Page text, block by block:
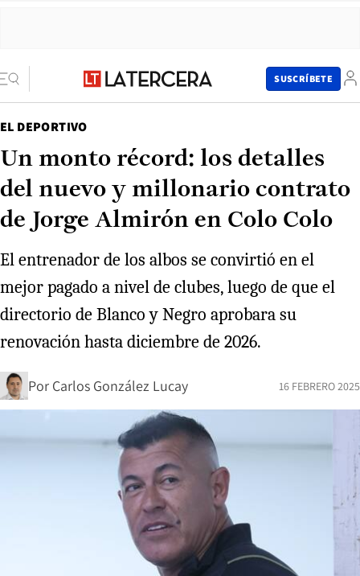
SUSCRÍBETE
EL DEPORTIVO
Un monto récord: los detalles
del nuevo y millonario contrato
de Jorge Almirón en Colo Colo
El entrenador de los albos se convirtió en el
mejor pagado a nivel de clubes, luego de que el
directorio de Blanco y Negro aprobara su
renovación hasta diciembre de 2026.
Por Carlos González Lucay 16 FEBRERO 2025